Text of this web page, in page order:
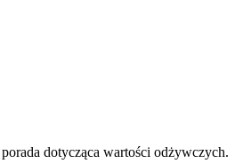
dotycząca wartości odżywczych.